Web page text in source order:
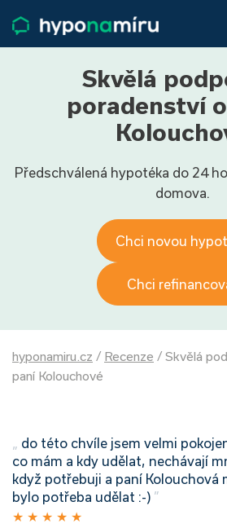
Životní pojištění
Pojištění nemovitosti
Přihlásit
Skvělá
poradenství
Předschválená hypotéka do 24
domova.
Chci novou
Chci
hyponamiru.cz / Recenze / Skvělá
paní Kolouchové
„ do této chvíle jsem velmi
co mám a kdy udělat, nechávají
když potřebuji a paní Kolouchová
bylo potřeba udělat :-) ”
★ ★ ★ ★ ★